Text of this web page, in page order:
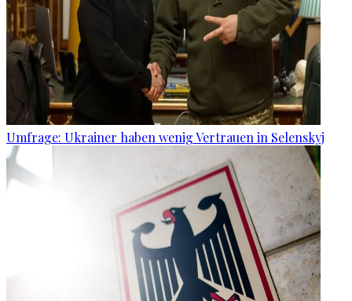
Umfrage: Ukrainer haben wenig Vertrauen in Selenskyj